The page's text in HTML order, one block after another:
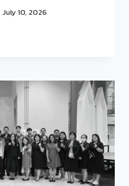
July 10, 2026